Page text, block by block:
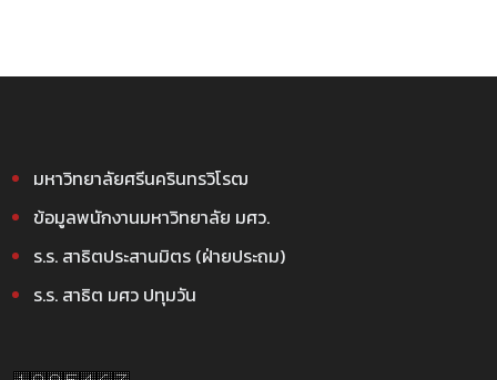
มหาวิทยาลัยศรีนครินทรวิโรฒ
ข้อมูลพนักงานมหาวิทยาลัย มศว.
ร.ร. สาธิตประสานมิตร (ฝ่ายประถม)
ร.ร. สาธิต มศว ปทุมวัน